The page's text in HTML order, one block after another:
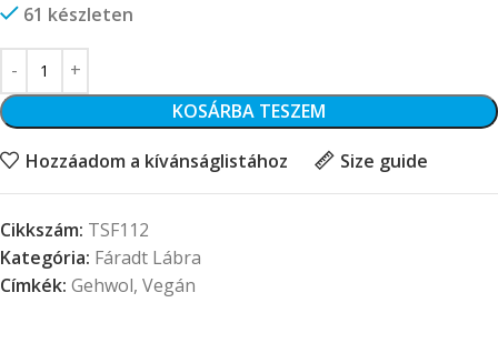
61 készleten
KOSÁRBA TESZEM
Hozzáadom a kívánságlistához Size guide
Cikkszám: TSF112
Kategória: Fáradt Lábra
Címkék: Gehwol, Vegán